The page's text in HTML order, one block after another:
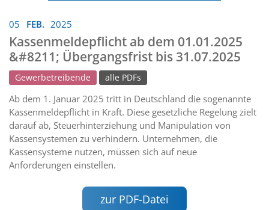
05 FEB. 2025
Kassenmeldepflicht ab dem 01.01.2025
&#8211; Übergangsfrist bis 31.07.2025
Gewerbetreibende alle PDFs
Ab dem 1. Januar 2025 tritt in Deutschland die sogenannte
Kassenmeldepflicht in Kraft. Diese gesetzliche Regelung zielt
darauf ab, Steuerhinterziehung und Manipulation von
Kassensystemen zu verhindern. Unternehmen, die
Kassensysteme nutzen, müssen sich auf neue
Anforderungen einstellen.
zur PDF-Datei